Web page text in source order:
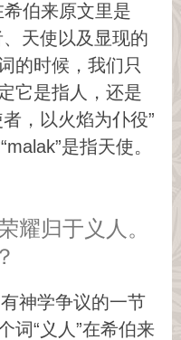
希伯来原文里是
天使以及显现的
的时候，我们只
它是指人，还是
，以火焰为仆役”
是指天使。
耀归于义人。
神学争议的一节
词“义人”在希伯来